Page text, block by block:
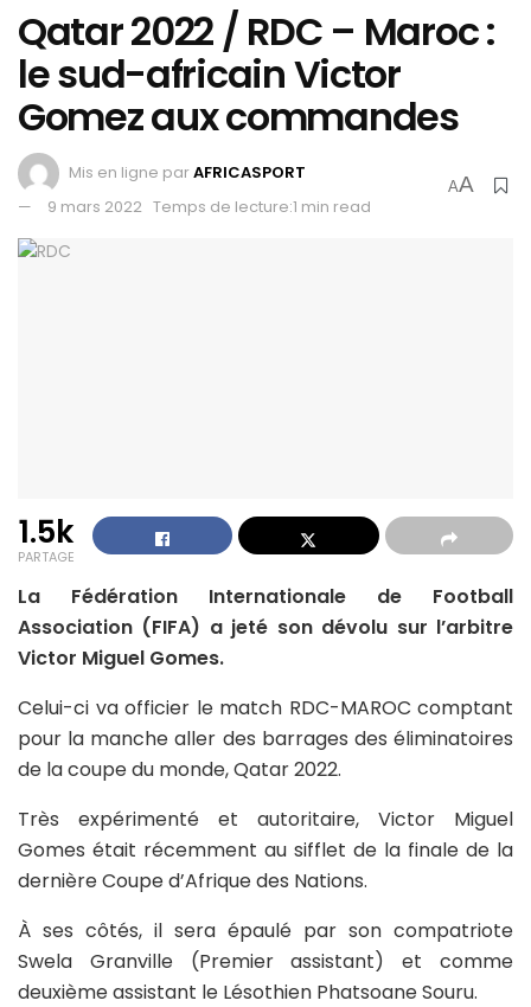
Qatar 2022 / RDC – Maroc :
le sud-africain Victor
Gomez aux commandes
Mis en ligne parAFRICASPORT
9 mars 2022 Temps de lecture:1 min read
AA
1.5k
PARTAGE
La Fédération Internationale de Football
Association (FIFA) a jeté son dévolu sur l’arbitre
Victor Miguel Gomes.
Celui-ci va officier le match RDC-MAROC comptant
pour la manche aller des barrages des éliminatoires
de la coupe du monde, Qatar 2022.
Très expérimenté et autoritaire, Victor Miguel
Gomes était récemment au sifflet de la finale de la
dernière Coupe d’Afrique des Nations.
À ses côtés, il sera épaulé par son compatriote
Swela Granville (Premier assistant) et comme
deuxième assistant le Lésothien Phatsoane Souru.